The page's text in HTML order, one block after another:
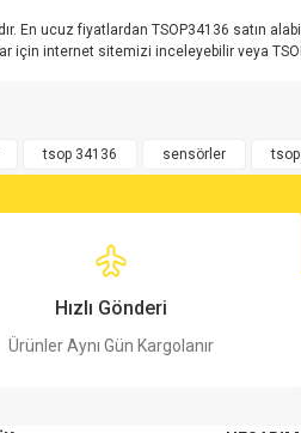
En ucuz fiyatlardan TSOP34136 satın
için internet sitemizi inceleyebilir veya
Bu ürüne ilk
tsop 34136 sensörler
Hızlı Gönderi
Ürünler Aynı Gün Kargolanır